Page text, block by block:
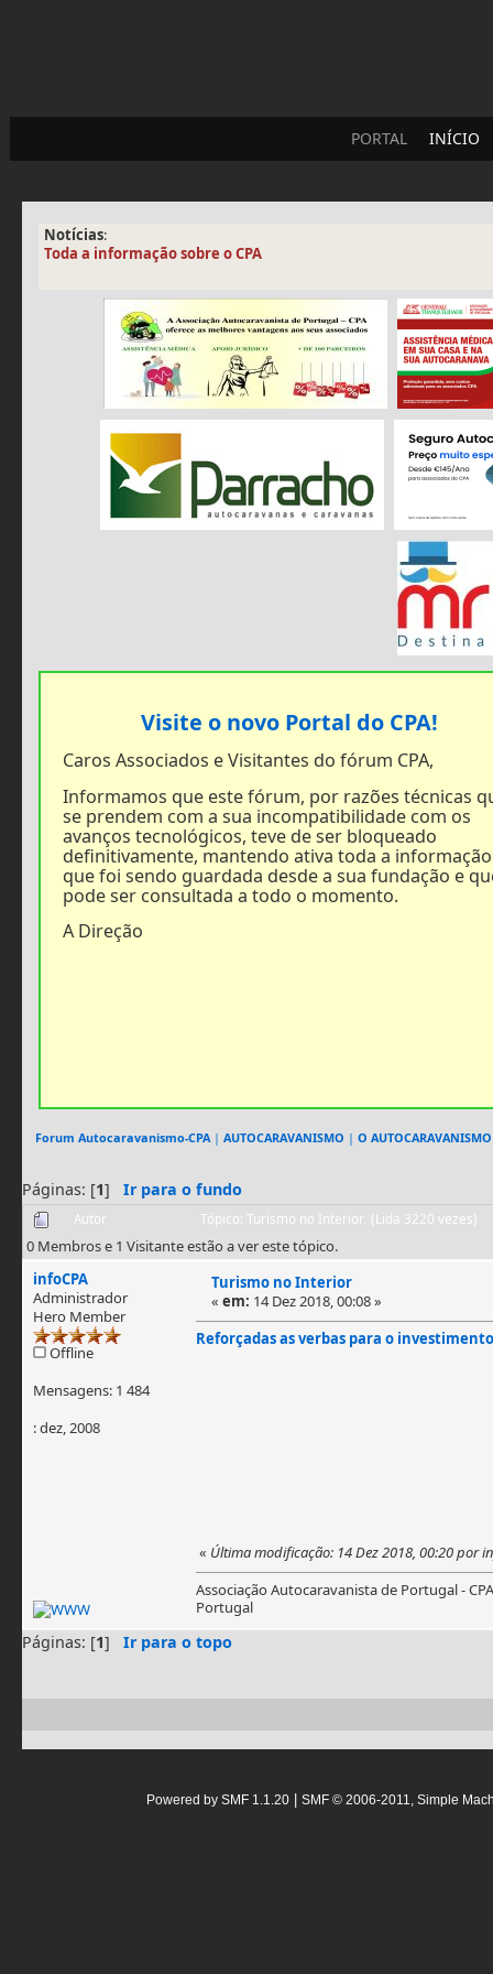
PORTAL INÍCIO
Notícias:
Toda a informação sobre o CPA
Visite o novo Portal do CPA!
Caros Associados e Visitantes do fórum CPA,
Informamos que este fórum, por razões técnicas
se prendem com a sua incompatibilidade com os
avanços tecnológicos, teve de ser bloqueado
definitivamente, mantendo ativa toda a informação
que foi sendo guardada desde a sua fundação e
pode ser consultada a todo o momento.
A Direção
Forum Autocaravanismo-CPA| AUTOCARAVANISMO | O AUTOCARAVANISMO
Páginas: [1] Ir para o fundo
Autor Tópico: Turismo no Interior (Lida 3220 vezes)
0 Membros e 1 Visitante estão a ver este tópico.
infoCPA
Administrador
Hero Member
Offline
Mensagens: 1 484
: dez, 2008
Turismo no Interior
« em: 14 Dez 2018, 00:08 »
Reforçadas as verbas para o
« Última modificação: 14 Dez 2018, 00:20 por
Associação Autocaravanista de Portugal - CPA
Portugal
Páginas: [1] Ir para o topo
Powered by SMF 1.1.20 | SMF © 2006-2011, Simple